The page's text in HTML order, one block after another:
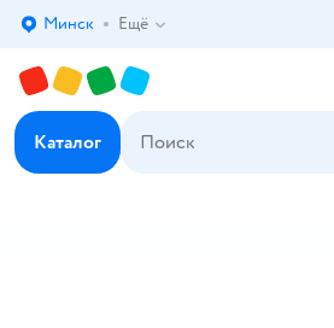
Выбор адреса доставки.
Минск Ещё
Каталог